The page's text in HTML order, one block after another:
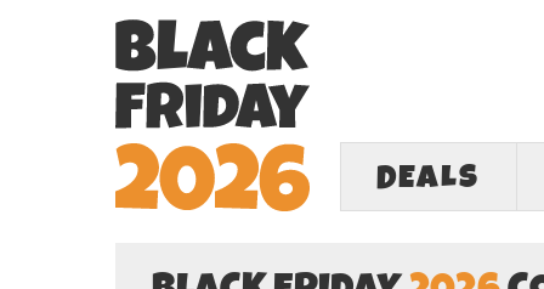
DEALS